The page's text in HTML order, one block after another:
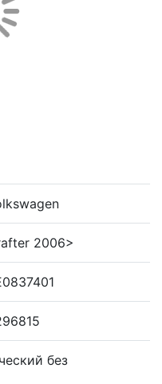
2006>
без